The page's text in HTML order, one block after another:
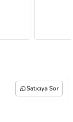
Satıcıya Sor